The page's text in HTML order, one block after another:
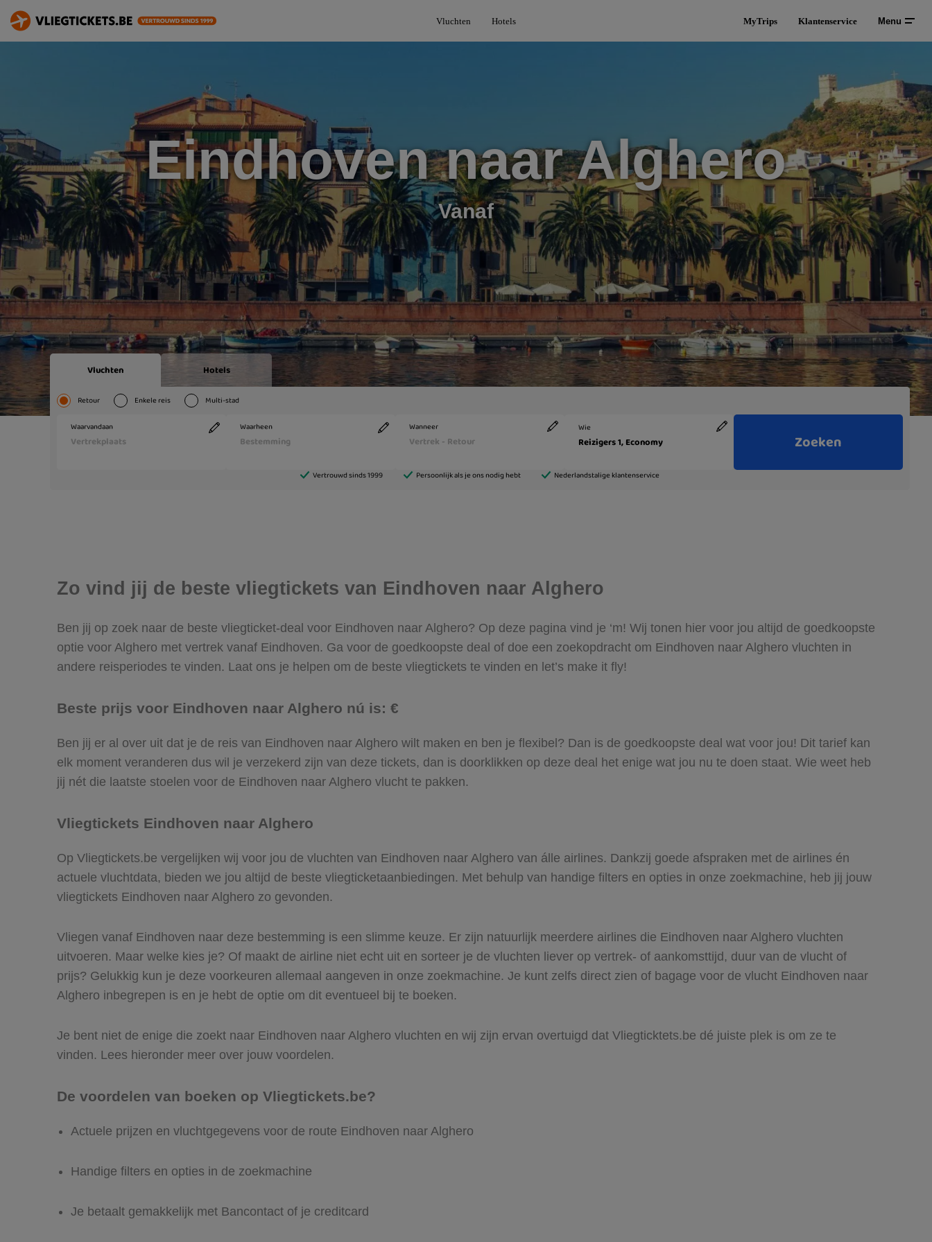
Vluchten Hotels MyTrips Klantenservice Menu
Eindhoven naar Alghero
Vanaf
Zo vind jij de beste vliegtickets van Eindhoven naar Alghero
Ben jij op zoek naar de beste vliegticket-deal voor Eindhoven naar Alghero? Op deze pagina vind je ‘m! Wij tonen hier voor jou altijd de goedkoopste
optie voor Alghero met vertrek vanaf Eindhoven. Ga voor de goedkoopste deal of doe een zoekopdracht om Eindhoven naar Alghero vluchten in
andere reisperiodes te vinden. Laat ons je helpen om de beste vliegtickets te vinden en let’s make it fly!
Beste prijs voor Eindhoven naar Alghero nú is: €
Ben jij er al over uit dat je de reis van Eindhoven naar Alghero wilt maken en ben je flexibel? Dan is de goedkoopste deal wat voor jou! Dit tarief kan
elk moment veranderen dus wil je verzekerd zijn van deze tickets, dan is doorklikken op deze deal het enige wat jou nu te doen staat. Wie weet heb
jij nét die laatste stoelen voor de Eindhoven naar Alghero vlucht te pakken.
Vliegtickets Eindhoven naar Alghero
Op Vliegtickets.be vergelijken wij voor jou de vluchten van Eindhoven naar Alghero van álle airlines. Dankzij goede afspraken met de airlines én
actuele vluchtdata, bieden we jou altijd de beste vliegticketaanbiedingen. Met behulp van handige filters en opties in onze zoekmachine, heb jij jouw
vliegtickets Eindhoven naar Alghero zo gevonden.
Vliegen vanaf Eindhoven naar deze bestemming is een slimme keuze. Er zijn natuurlijk meerdere airlines die Eindhoven naar Alghero vluchten
uitvoeren. Maar welke kies je? Of maakt de airline niet echt uit en sorteer je de vluchten liever op vertrek- of aankomsttijd, duur van de vlucht of
prijs? Gelukkig kun je deze voorkeuren allemaal aangeven in onze zoekmachine. Je kunt zelfs direct zien of bagage voor de vlucht Eindhoven naar
Alghero inbegrepen is en je hebt de optie om dit eventueel bij te boeken.
Je bent niet de enige die zoekt naar Eindhoven naar Alghero vluchten en wij zijn ervan overtuigd dat Vliegticktets.be dé juiste plek is om ze te
vinden. Lees hieronder meer over jouw voordelen.
De voordelen van boeken op Vliegtickets.be?
Actuele prijzen en vluchtgegevens voor de route Eindhoven naar Alghero
Handige filters en opties in de zoekmachine
Je betaalt gemakkelijk met Bancontact of je creditcard